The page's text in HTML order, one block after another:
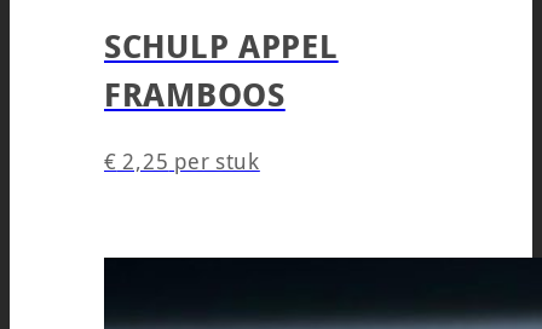
SCHULP APPEL
FRAMBOOS
€ 2,25 per stuk